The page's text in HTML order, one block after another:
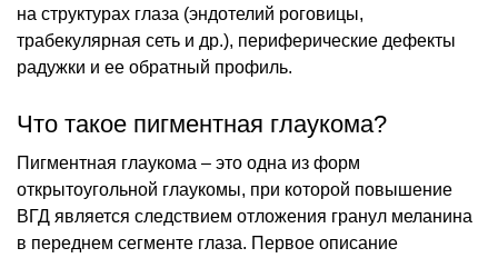
на структурах глаза (эндотелий роговицы,
трабекулярная сеть и др.), периферические дефекты
радужки и ее обратный профиль.
Что такое пигментная глаукома?
Пигментная глаукома – это одна из форм
открытоугольной глаукомы, при которой повышение
ВГД является следствием отложения гранул меланина
в переднем сегменте глаза. Первое описание